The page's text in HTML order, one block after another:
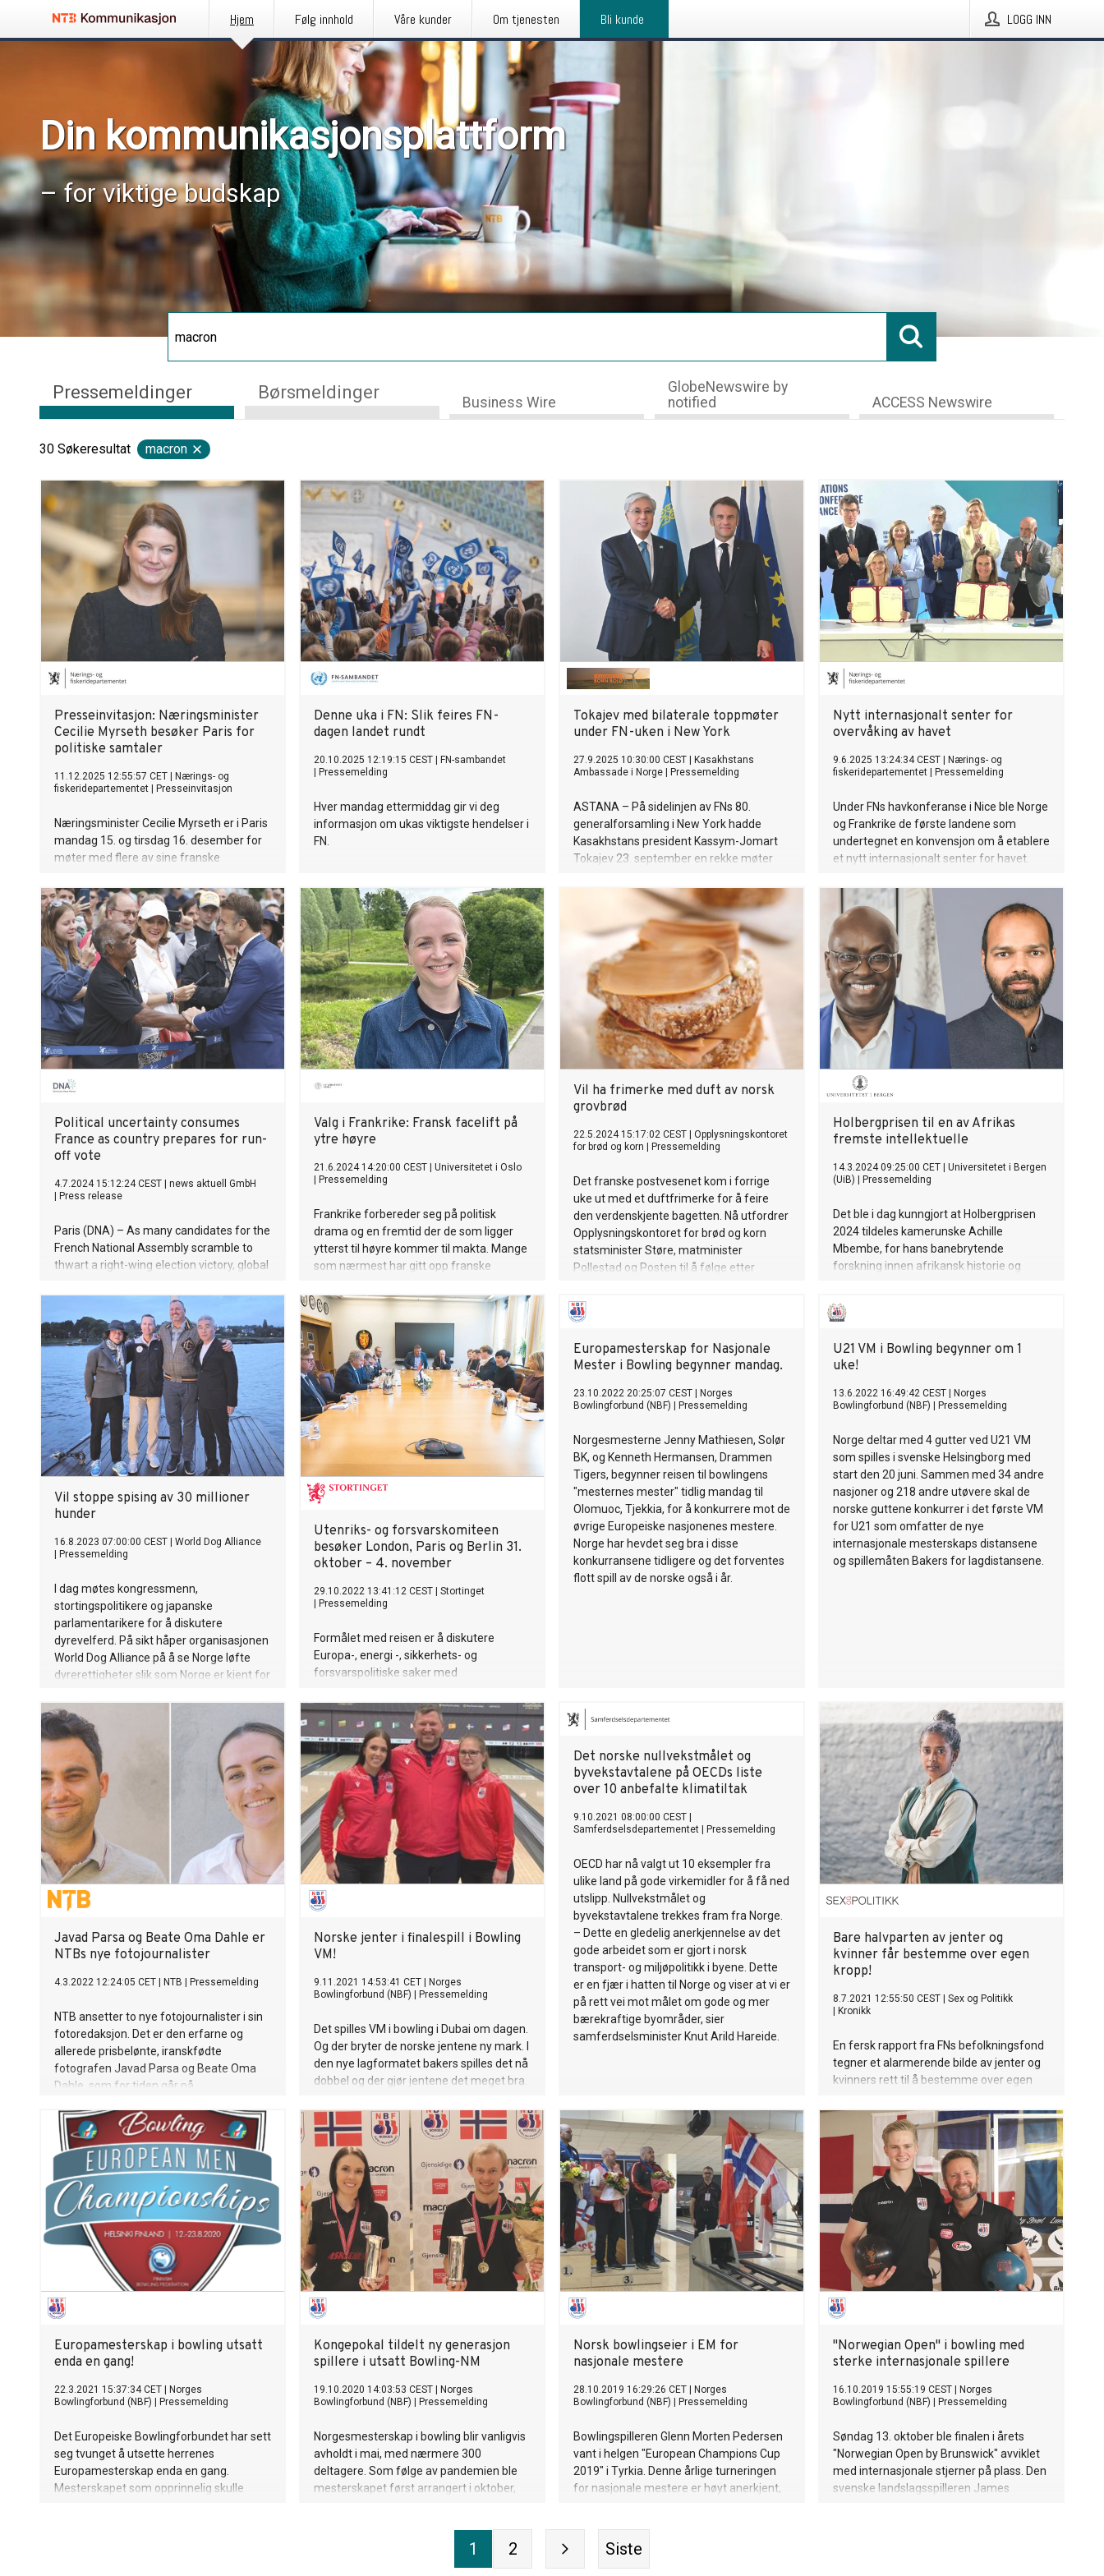
Hjem Følg innhold Våre kunder Om tjenesten Bli kunde LOGG INN
Din kommunikasjonsplattform
– for viktige budskap
Pressemeldinger Børsmeldinger Business Wire
GlobeNewswire by
notified
ACCESS Newswire
30 Søkeresultat macron
Presseinvitasjon: Næringsminister
Cecilie Myrseth besøker Paris for
politiske samtaler
11.12.2025 12:55:57 CET
Nærings- og
fiskeridepartementet
Presseinvitasjon
Næringsminister Cecilie Myrseth er i Paris
mandag 15. og tirsdag 16. desember for
møter med flere av sine franske
samarbeidet mellom Norge og Frankrike
innen romvirksomhet, industri, handel,
turisme og europeisk konkurransekraft.
Denne uka i FN: Slik feires FN-
dagen landet rundt
20.10.2025 12:19:15 CEST
FN-sambandet
Pressemelding
Hver mandag ettermiddag gir vi deg
informasjon om ukas viktigste hendelser i
FN.
Tokajev med bilaterale toppmøter
under FN-uken i New York
27.9.2025 10:30:00 CEST
Kasakhstans
Ambassade i Norge
Pressemelding
ASTANA – På sidelinjen av FNs 80.
generalforsamling i New York hadde
Kasakhstans president Kassym-Jomart
Tokajev 23. september en rekke møter
forbindelser og utvide samarbeidet.
Nytt internasjonalt senter for
overvåking av havet
9.6.2025 13:24:34 CEST
Nærings- og
fiskeridepartementet
Pressemelding
Under FNs havkonferanse i Nice ble Norge
og Frankrike de første landene som
undertegnet en konvensjon om å etablere
et nytt internasjonalt senter for havet.
Political uncertainty consumes
France as country prepares for run-
off vote
4.7.2024 15:12:24 CEST
news aktuell GmbH
Press release
Paris (DNA) – As many candidates for the
French National Assembly scramble to
thwart a right-wing election victory, global
new report detailing how the core issues
plaguing France have been decades in the
making. The surprise snap elections,
called by President Macron after his
centrist Renaissance party was crushed
by Marine Le Pen’s far-right anti-
immigration and eurosceptic party
Rassemblement National (RN) in the
European Parliament elections in May,
have sent ripples of concern throughout
Europe. Macron’s controversial decision to
dissolve the National Assembly, France’s
lower house, betting that citizens would
government at home, backfired after RN
captured 34 per cent of the vote during
July 7 would hand power to a far-right-
wing party for the first time since Nazi
Germany occupied France during the
Second World War. Now, with all efforts
focused on creating a “Republ
Valg i Frankrike: Fransk facelift på
ytre høyre
21.6.2024 14:20:00 CEST
Universitetet i Oslo
Pressemelding
Frankrike forbereder seg på politisk
drama og en fremtid der de som ligger
ytterst til høyre kommer til makta. Mange
som nærmest har gitt opp franske
siste håp.
Vil ha frimerke med duft av norsk
grovbrød
22.5.2024 15:17:02 CEST
Opplysningskontoret
for brød og korn
Pressemelding
Det franske postvesenet kom i forrige
uke ut med et duftfrimerke for å feire
den verdenskjente bagetten. Nå utfordrer
Opplysningskontoret for brød og korn
statsminister Støre, matminister
Pollestad og Posten til å følge etter
med duften av norsk bakst.
Holbergprisen til en av Afrikas
fremste intellektuelle
14.3.2024 09:25:00 CET
Universitetet i Bergen
(UiB)
Pressemelding
Det ble i dag kunngjort at Holbergprisen
2024 tildeles kamerunske Achille
Mbembe, for hans banebrytende
forskning innen afrikansk historie og
samfunnsgeograf Siddharth Sareen.
Vil stoppe spising av 30 millioner
hunder
16.8.2023 07:00:00 CEST
World Dog Alliance
Pressemelding
I dag møtes kongressmenn,
stortingspolitikere og japanske
parlamentarikere for å diskutere
dyrevelferd. På sikt håper organisasjonen
World Dog Alliance på å se Norge løfte
dyrerettigheter slik som Norge er kjent for
Utenriks- og forsvarskomiteen
besøker London, Paris og Berlin 31.
oktober – 4. november
29.10.2022 13:41:12 CEST
Stortinget
Pressemelding
Formålet med reisen er å diskutere
Europa-, energi -, sikkerhets- og
forsvarspolitiske saker med
regjeringsrepresentanter og andre
relevante aktører i de tre hovedstedene.
Europamesterskap for Nasjonale
Mester i Bowling begynner mandag.
23.10.2022 20:25:07 CEST
Norges
Bowlingforbund (NBF)
Pressemelding
Norgesmesterne Jenny Mathiesen, Solør
BK, og Kenneth Hermansen, Drammen
Tigers, begynner reisen til bowlingens
"mesternes mester" tidlig mandag til
Olomuoc, Tjekkia, for å konkurrere mot de
øvrige Europeiske nasjonenes mestere.
Norge har hevdet seg bra i disse
konkurransene tidligere og det forventes
flott spill av de norske også i år.
U21 VM i Bowling begynner om 1
uke!
13.6.2022 16:49:42 CEST
Norges
Bowlingforbund (NBF)
Pressemelding
Norge deltar med 4 gutter ved U21 VM
som spilles i svenske Helsingborg med
start den 20 juni. Sammen med 34 andre
nasjoner og 218 andre utøvere skal de
norske guttene konkurrer i det første VM
for U21 som omfatter de nye
internasjonale mesterskaps distansene
og spillemåten Bakers for lagdistansene.
Javad Parsa og Beate Oma Dahle er
NTBs nye fotojournalister
4.3.2022 12:24:05 CET NTB Pressemelding
NTB ansetter to nye fotojournalister i sin
fotoredaksjon. Det er den erfarne og
allerede prisbelønte, iranskfødte
fotografen Javad Parsa og Beate Oma
Dahle, som for tiden går på
Hennes ambisjon er å bli Norges beste
sportsfotograf.
Norske jenter i finalespill i Bowling
VM!
9.11.2021 14:53:41 CET
Norges
Bowlingforbund (NBF)
Pressemelding
Det spilles VM i bowling i Dubai om dagen.
Og der bryter de norske jentene ny mark. I
den nye lagformatet bakers spilles det nå
dobbel og der gjør jentene det meget bra.
de innledende 10 seriene så viste de opp
et meget sterkt spill i gruppespillets 7
matcher. Med vinst i 6 av de 7 matchene,
hvor det er 3p for vunnen match og 1p for
uavgjort resultat, landet de på 18p som
var det samme som gruppevinner
Tyskland. (innbyrdes møte) Dette gir spill
mot gruppevinneren fra gruppe C. De
norske jentene møter de svenske
storstjernene og favorittene Sandra
Anderson og Joline Person Planefors.
Det norske nullvekstmålet og
byvekstavtalene på OECDs liste
over 10 anbefalte klimatiltak
9.10.2021 08:00:00 CEST
Samferdselsdepartementet
Pressemelding
OECD har nå valgt ut 10 eksempler fra
ulike land på gode virkemidler for å få ned
utslipp. Nullvekstmålet og
byvekstavtalene trekkes fram fra Norge.
– Dette en gledelig anerkjennelse av det
gode arbeidet som er gjort i norsk
transport- og miljøpolitikk i byene. Dette
er en fjær i hatten til Norge og viser at vi er
på rett vei mot målet om gode og mer
bærekraftige byområder, sier
samferdselsminister Knut Arild Hareide.
Bare halvparten av jenter og
kvinner får bestemme over egen
kropp!
8.7.2021 12:55:50 CEST
Sex og Politikk
Kronikk
En fersk rapport fra FNs befolkningsfond
tegner et alarmerende bilde av jenter og
kvinners rett til å bestemme over egen
gleder vi oss over at Norge har forpliktet
seg til å forsterke innsatsen på dette
viktige området.
Europamesterskap i bowling utsatt
enda en gang!
22.3.2021 15:37:34 CET
Norges
Bowlingforbund (NBF)
Pressemelding
Det Europeiske Bowlingforbundet har sett
seg tvunget å utsette herrenes
Europamesterskap enda en gang.
Mesterskapet som opprinnelig skulle
Kongepokal tildelt ny generasjon
spillere i utsatt Bowling-NM
19.10.2020 14:03:53 CEST
Norges
Bowlingforbund (NBF)
Pressemelding
Norgesmesterskap i bowling blir vanligvis
avholdt i mai, med nærmere 300
deltagere. Som følge av pandemien ble
mesterskapet først arrangert i oktober,
Haavelmoen Johansen, Frogner BK i
dameklassen, mens Alexander Beck fra
Norsk bowlingseier i EM for
nasjonale mestere
28.10.2019 16:29:26 CET
Norges
Bowlingforbund (NBF)
Pressemelding
Bowlingspilleren Glenn Morten Pedersen
vant i helgen "European Champions Cup
2019" i Tyrkia. Denne årlige turneringen
for nasjonale mestere er høyt anerkjent,
"Norwegian Open" i bowling med
sterke internasjonale spillere
16.10.2019 15:55:19 CEST
Norges
Bowlingforbund (NBF)
Pressemelding
Søndag 13. oktober ble finalen i årets
"Norwegian Open by Brunswick" avviklet
med internasjonale stjerner på plass. Den
svenske landslagsspilleren James
1 2 Siste